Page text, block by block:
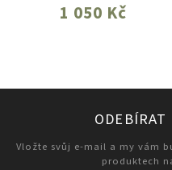
1 050 Kč
ODEBÍRAT
Vložte svůj e-mail a my vám
produktech